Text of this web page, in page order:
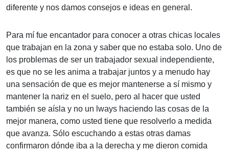
diferente y nos damos consejos e ideas en general.
Para mí fue encantador para conocer a otras chicas locales
que trabajan en la zona y saber que no estaba solo. Uno de
los problemas de ser un trabajador sexual independiente,
es que no se les anima a trabajar juntos y a menudo hay
una sensación de que es mejor mantenerse a sí mismo y
mantener la nariz en el suelo, pero al hacer que usted
también se aísla y no un lways haciendo las cosas de la
mejor manera, como usted tiene que resolverlo a medida
que avanza. Sólo escuchando a estas otras damas
confirmaron dónde iba a la derecha y me dieron comida